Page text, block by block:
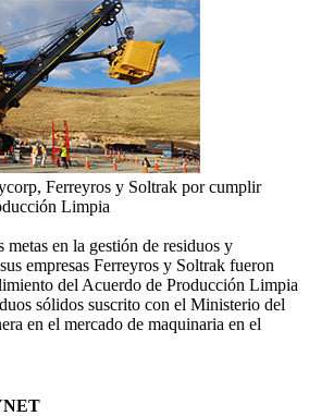
Ferreyros y Soltrak por cumplir
Limpia
metas en la gestión de residuos y
empresas Ferreyros y Soltrak fueron
del Acuerdo de Producción Limpia
sólidos suscrito con el Ministerio del
en el mercado de maquinaria en el